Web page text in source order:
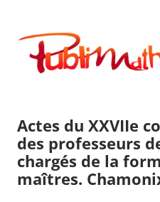
contenu
Publimath
Actes du XXVIIe
des professeurs
chargés de la
maîtres.